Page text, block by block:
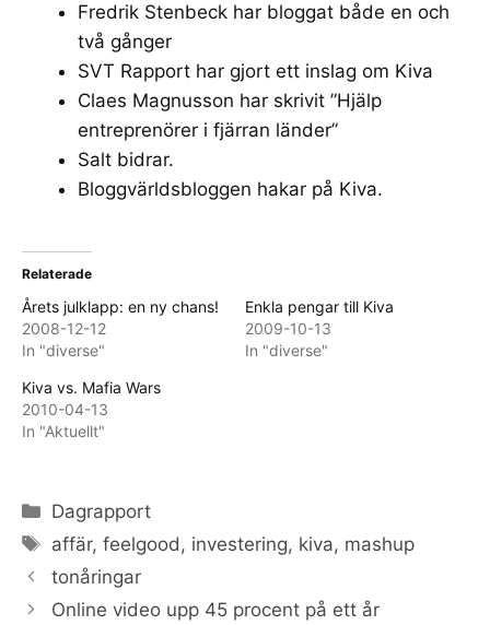
Fredrik Stenbeck har bloggat både en och
två gånger
SVT Rapport har gjort ett inslag om Kiva
Claes Magnusson har skrivit ”Hjälp
entreprenörer i fjärran länder”
Salt bidrar.
Bloggvärldsbloggen hakar på Kiva.
Relaterade
Årets julklapp: en ny chans!
2008-12-12
In "diverse"
Enkla pengar till Kiva
2009-10-13
In "diverse"
Kiva vs. Mafia Wars
2010-04-13
In "Aktuellt"
Categories
Dagrapport
Tags
affär,feelgood , investering, kiva, mashup
tonåringar
Online video upp 45 procent på ett år